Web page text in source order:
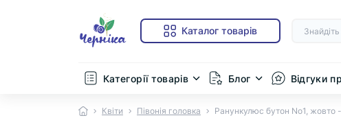
Каталог товарів
Категорії товарів Блог Відгуки
Квіти Півонія головка Ранункулюс бутон No1, жовто